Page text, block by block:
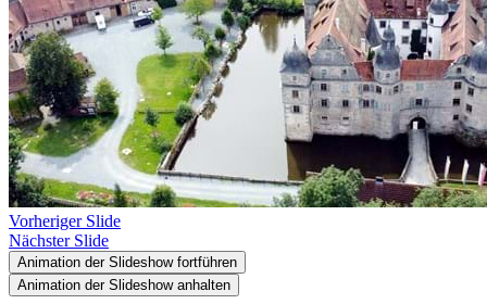
Vorheriger Slide
Nächster Slide
Animation der Slideshow fortführen
Animation der Slideshow anhalten